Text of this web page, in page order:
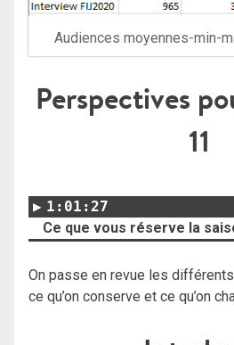
Audiences moyennes-min-
Perspectives
11
1:01:27
Ce que vous réserve la
On passe en revue les
ce qu’on conserve et ce qu’on